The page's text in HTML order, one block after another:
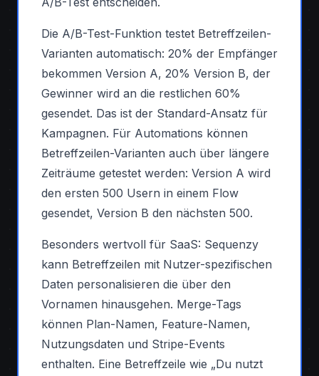
Die A/B-Test-Funktion testet Betreffzeilen-
Varianten automatisch: 20% der Empfänger
bekommen Version A, 20% Version B, der
Gewinner wird an die restlichen 60%
gesendet. Das ist der Standard-Ansatz für
Kampagnen. Für Automations können
Betreffzeilen-Varianten auch über längere
Zeiträume getestet werden: Version A wird
den ersten 500 Usern in einem Flow
gesendet, Version B den nächsten 500.
Besonders wertvoll für SaaS: Sequenzy
kann Betreffzeilen mit Nutzer-spezifischen
Daten personalisieren die über den
Vornamen hinausgehen. Merge-Tags
können Plan-Namen, Feature-Namen,
Nutzungsdaten und Stripe-Events
enthalten. Eine Betreffzeile wie „Du nutzt